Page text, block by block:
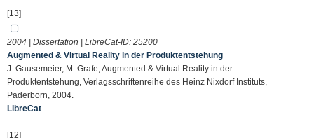
[13]
2004 | Dissertation | LibreCat-ID: 25200
Augmented & Virtual Reality in der Produktentstehung
J. Gausemeier, M. Grafe, Augmented & Virtual Reality in der
Produktentstehung, Verlagsschriftenreihe des Heinz Nixdorf Instituts,
Paderborn, 2004.
LibreCat
[12]